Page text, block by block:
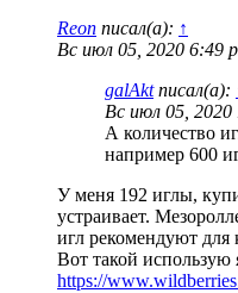
Reon писал(а): ↑
Вс июл 05, 2020 6:49
galAktписал(а):
Вс июл 05, 2020
А количество
например 600
У меня 192 иглы,
устраивает.
игл рекомендуют для
Вот такой использую
https://